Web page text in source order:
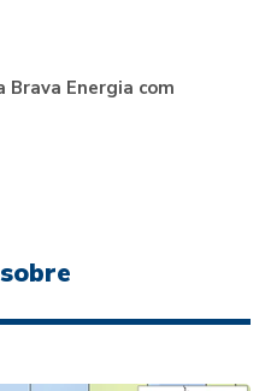
Energia com